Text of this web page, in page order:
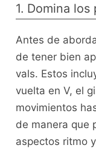
1. Domina los
Antes de⁣
⁤de tener bien
vals. Estos‍
vuelta en V, el
movimientos
de manera que
aspectos ritmo